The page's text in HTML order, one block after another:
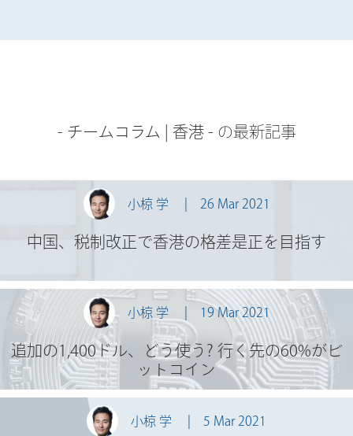
- チームコラム 香港- の最新記事
小椋 学 26 Mar 2021
中国、税制改正で香港の格差是正を目指す
小椋 学 19 Mar 2021
追加の1,400ドル、どう使う? 行く先の60%がビ
ットコイン
小椋 学 5 Mar 2021